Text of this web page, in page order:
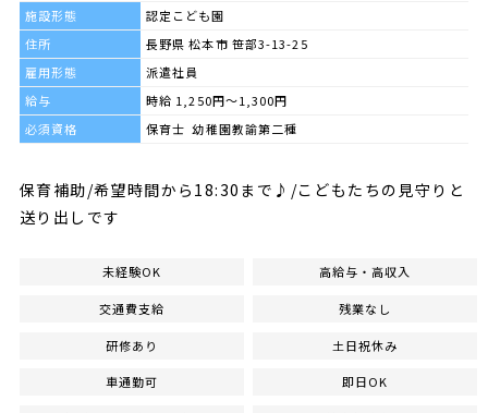
施設形態
認定こども園
住所
長野県 松本市 笹部3-13-25
雇用形態
派遣社員
給与
時給 1,250円～1,300円
必須資格
保育士 幼稚園教諭第二種
保育補助/希望時間から18:30まで♪/こどもたちの見守りと
送り出しです
未経験OK 高給与・高収入
交通費支給 残業なし
研修あり 土日祝休み
車通勤可 即日OK